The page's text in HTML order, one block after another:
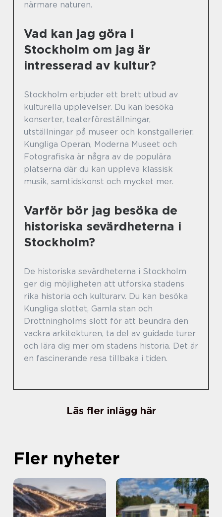
närmare naturen.
Vad kan jag göra i
Stockholm om jag är
intresserad av kultur?
Stockholm erbjuder ett brett utbud av
kulturella upplevelser. Du kan besöka
konserter, teaterföreställningar,
utställningar på museer och konstgallerier.
Kungliga Operan, Moderna Museet och
Fotografiska är några av de populära
platserna där du kan uppleva klassisk
musik, samtidskonst och mycket mer.
Varför bör jag besöka de
historiska sevärdheterna i
Stockholm?
De historiska sevärdheterna i Stockholm
ger dig möjligheten att utforska stadens
rika historia och kulturarv. Du kan besöka
Kungliga slottet, Gamla stan och
Drottningholms slott för att beundra den
vackra arkitekturen, ta del av guidade turer
och lära dig mer om stadens historia. Det är
en fascinerande resa tillbaka i tiden.
Läs fler inlägg här
Fler nyheter